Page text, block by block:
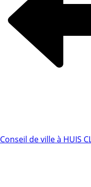
Conseil de ville à HUIS